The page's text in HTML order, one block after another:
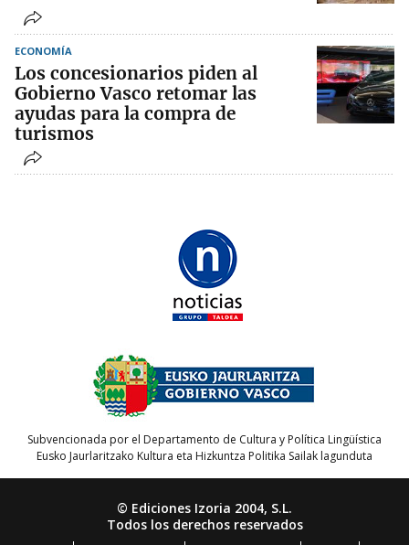
ECONOMÍA
Los concesionarios piden al
Gobierno Vasco retomar las
ayudas para la compra de
turismos
Subvencionada por el Departamento de Cultura y Política Lingüística
Eusko Jaurlaritzako Kultura eta Hizkuntza Politika Sailak lagunduta
© Ediciones Izoria 2004, S.L.
Todos los derechos reservados